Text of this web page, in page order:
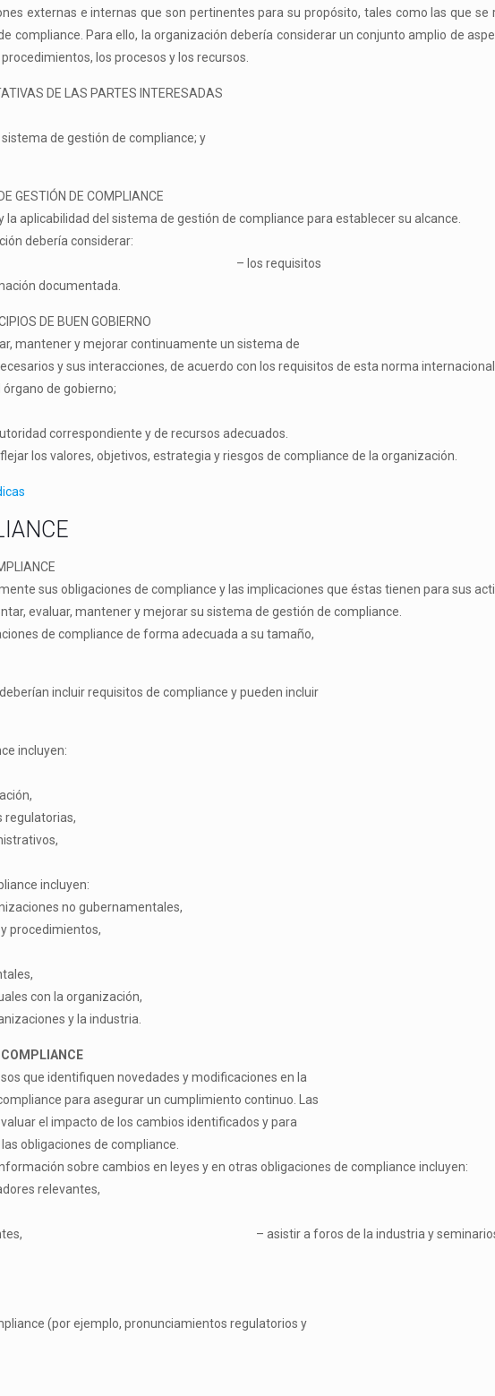
externas e internas que son pertinentes para su propósito, tales como las que se
compliance . Para ello, la organización debería considerar un conjunto amplio de
los procesos y los recursos.
DE LAS PARTES INTERESADAS
de gestión de compliance; y
GESTIÓN DE COMPLIANCE
la aplicabilidad del sistema de gestión de compliance para establecer su alcance.
debería considerar:
e internas – los requisitos
documentada.
DE BUEN GOBIERNO
mantener y mejorar continuamente un sistema de
y sus interacciones, de acuerdo con los requisitos de esta norma
órgano de gobierno;
correspondiente y de recursos adecuados.
los valores, objetivos, estrategia y riesgos de compliance de la organización.
sus obligaciones de compliance y las implicaciones que éstas tienen para sus
evaluar, mantener y mejorar su sistema de gestión de compliance
de compliance de forma adecuada a su tamaño,
deberían incluir requisitos de compliance y pueden incluir
incluyen:
regulatorias,
incluyen:
no gubernamentales,
procedimientos,
con la organización,
y la industria.
COMPLIANCE
que identifiquen novedades y modificaciones en la
para asegurar un cumplimiento continuo. Las
el impacto de los cambios identificados y para
obligaciones de compliance
sobre cambios en leyes y en otras obligaciones de compliance incluyen:
relevantes,
información relevantes, – asistir a foros de la industria y
(por ejemplo, pronunciamientos regulatorios y